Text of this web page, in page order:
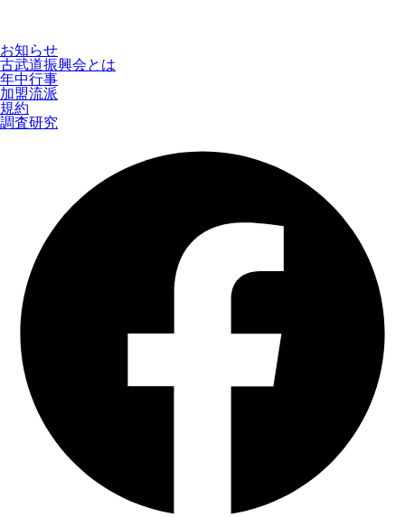
お知らせ
古武道振興会とは
年中行事
加盟流派
規約
調査研究